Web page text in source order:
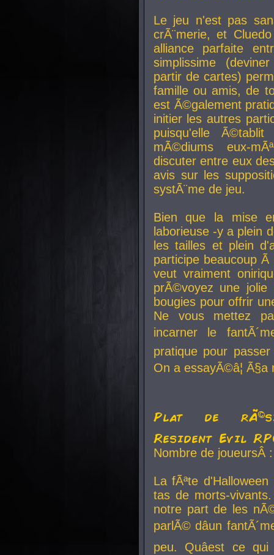
Le jeu n'est pas
crÃ¨merie, et
alliance parfaite
simplissime
partir de cartes)
famille ou amis, de
est Ã©galement
initier les autres
puisqu'elle
mÃ©diums eux-
discuter entre eux
avis sur les
systÃ¨me de jeu.
Bien que la mise
laborieuse -y a plein
les tailles et plein
participe beaucoup
veut vraiment
prÃ©voyez une
bougies pour offrir
Ne vous mettez
incarner le
pratique pour
On a essayÃ©â¦
Plat de
Resident Evil
Nombre de
La fÃªte
tas de morts-
notre part de les
parlÃ© dâun
peu. Quâest ce